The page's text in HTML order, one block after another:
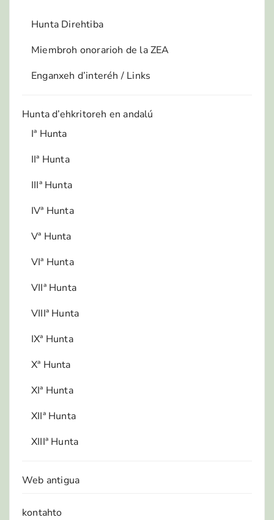
Hunta Direhtiba
Miembroh onorarioh de la ZEA
Enganxeh d’interéh / Links
Hunta d’ehkritoreh en andalú
Iª Hunta
IIª Hunta
IIIª Hunta
IVª Hunta
Vª Hunta
VIª Hunta
VIIª Hunta
VIIIª Hunta
IXª Hunta
Xª Hunta
XIª Hunta
XIIª Hunta
XIIIª Hunta
Web antigua
kontahto